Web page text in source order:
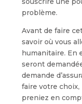
problème.
Avant de faire
savoir où vous
humanitaire. En
seront
demande
faire votre
preniez en